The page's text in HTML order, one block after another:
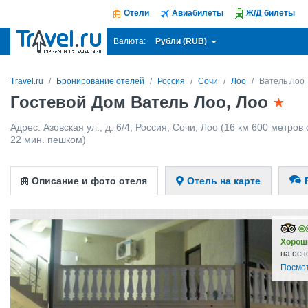
Отели Авиабилеты Ж/Д билеты
Валюта: Рубли (RUB)
Travel.ru Бронирование отелей Россия Сочи Лоо Ватель Лоо
Гостевой Дом Ватель Лоо, Лоо
Адрес: Азовская ул., д. 6/4 Россия Сочи Лоо (16 км 600 метров
22 мин. пешком)
Описание и фото отеля Отель на карте
на